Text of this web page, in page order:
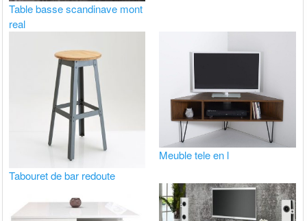
Table basse scandinave mont
real
Tabouret de bar redoute
Meuble tele en l